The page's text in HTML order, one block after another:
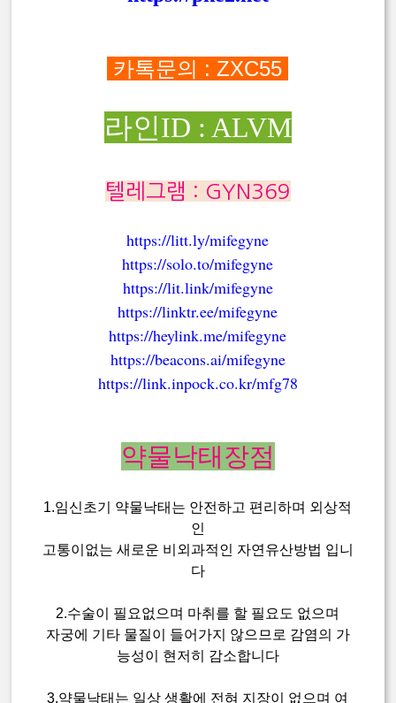
카톡문의 : ZXC55
라인ID : ALVM
텔레그램 : GYN369
https://litt.ly/mifegyne
https://solo.to/mifegyne
https://lit.link/mifegyne
https://linktr.ee/mifegyne
https://heylink.me/mifegyne
https://beacons.ai/mifegyne
https://link.inpock.co.kr/mfg78
약물낙태장점
1.임신초기 약물낙태는 안전하고 편리하며 외상적
인
고통이없는 새로운 비외과적인 자연유산방법 입니
다
2.수술이 필요없으며 마취를 할 필요도 없으며
자궁에 기타 물질이 들어가지 않으므로 감염의 가
능성이 현저히 감소합니다
3.약물낙태는 일상 생활에 전혀 지장이 없으며 여